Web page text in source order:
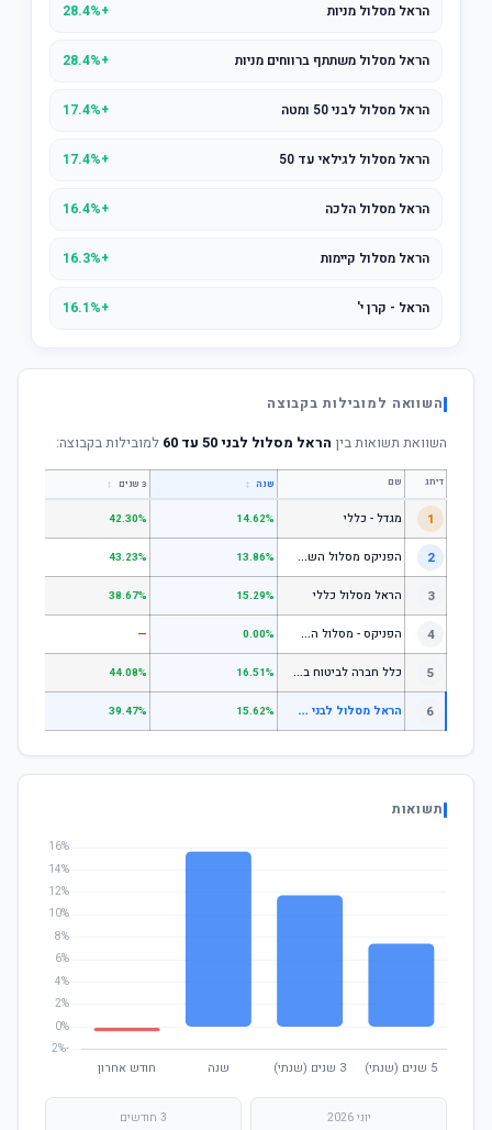
הראל מסלול מניות +28.4%
הראל מסלול משתתף ברווחים מניות +28.4%
הראל מסלול לבני 50 ומטה +17.4%
הראל מסלול לגילאי עד 50 +17.4%
הראל מסלול הלכה +16.4%
הראל מסלול קיימות +16.3%
הראל - קרן י' +16.1%
השוואה למובילות בקבוצה
השוואת תשואות בין הראל מסלול לבני 50 עד 60 למובילות בקבוצה:
דירוג שם שנה ↕ 3 שנים ↕
1 מגדל - כללי 14.62%
42.30%
2 ה
פניקס מסלול השקעה כללי 13.86%
43.23%
3 הראל מסלול כללי 15.29%
38.67%
4 ה
פניקס - מסלול השקעה בניהול אישי 0.00%
—
5 כ
לל חברה לביטוח בע"מ כללי 16.51%
44.08%
6 ה
ראל מסלול לבני 50 עד 60 15.62%
39.47%
תשואות
יוני 2026 3 חודשים